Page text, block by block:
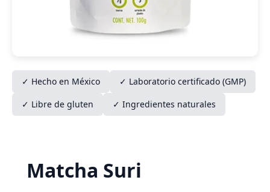
✓ Hecho en México
✓ Laboratorio certificado (GMP)
✓ Libre de gluten
✓ Ingredientes naturales
Matcha Suri